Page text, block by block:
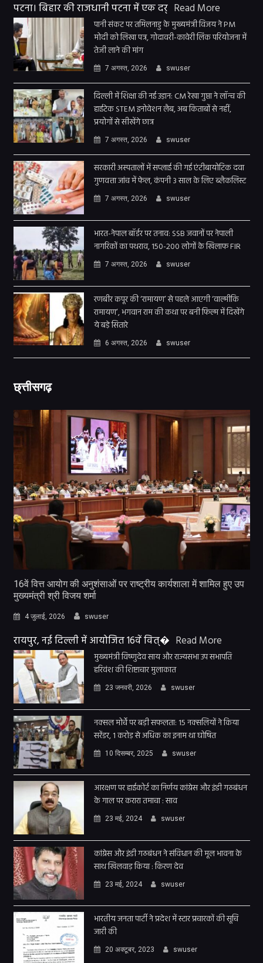
पटना। बिहार की राजधानी पटना में एक दर् Read More
पानी संकट पर तमिलनाडु के मुख्यमंत्री विजय ने PM
मोदी को लिखा पत्र, गोदावरी-कावेरी लिंक परियोजना में
तेजी लाने की मांग
7 अगस्त, 2026 swuser
दिल्ली में शिक्षा की नई उड़ान: CM रेखा गुप्ता ने लॉन्च की
हाईटेक STEM इनोवेशन लैब, अब किताबों से नहीं,
प्रयोगों से सीखेंगे छात्र
7 अगस्त, 2026 swuser
सरकारी अस्पतालों में सप्लाई की गई एंटीबायोटिक दवा
गुणवत्ता जांच में फेल, कंपनी 3 साल के लिए ब्लैकलिस्ट
7 अगस्त, 2026 swuser
भारत-नेपाल बॉर्डर पर तनाव: SSB जवानों पर नेपाली
नागरिकों का पथराव, 150-200 लोगों के खिलाफ FIR
7 अगस्त, 2026 swuser
रणबीर कपूर की ‘रामायण’ से पहले आएगी ‘वाल्मीकि
रामायण’, भगवान राम की कथा पर बनी फिल्म में दिखेंगे
ये बड़े सितारे
6 अगस्त, 2026 swuser
छ्त्तीसगढ़
16वें वित्त आयोग की अनुशंसाओं पर राष्ट्रीय कार्यशाला में शामिल हुए उप
मुख्यमंत्री श्री विजय शर्मा
4 जुलाई, 2026 swuser
रायपुर, नई दिल्ली में आयोजित 16वें वित्� Read More
मुख्यमंत्री विष्णुदेव साय और राज्यसभा उप सभापति
हरिवंश की शिष्टाचार मुलाकात
23 जनवरी, 2026 swuser
नक्सल मोर्चे पर बड़ी सफलता: 15 नक्सलियों ने किया
सरेंडर, 1 करोड़ से अधिक का इनाम था घोषित
10 दिसम्बर, 2025 swuser
आरक्षण पर हाईकोर्ट का निर्णय कांग्रेस और इंडी गठबंधन
के गाल पर करारा तमाचा : साव
23 मई, 2024 swuser
कांग्रेस और इंडी गठबंधन ने संविधान की मूल भावना के
साथ खिलवाड़ किया : किरण देव
23 मई, 2024 swuser
भारतीय जनता पार्टी ने प्रदेश में स्टार प्रचारकों की सूचि
जारी की
20 अक्टूबर, 2023 swuser